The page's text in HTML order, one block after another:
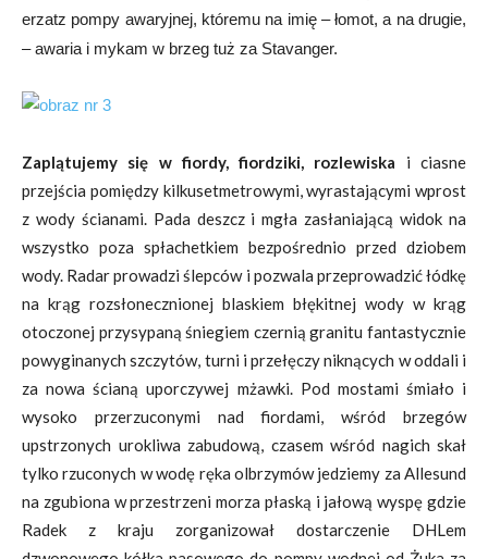
erzatz pompy awaryjnej, któremu na imię – łomot, a na drugie,
– awaria i mykam w brzeg tuż za Stavanger.
Zaplątujemy się w fiordy, fiordziki, rozlewiska i ciasne
przejścia pomiędzy kilkusetmetrowymi, wyrastającymi wprost
z wody ścianami. Pada deszcz i mgła zasłaniającą widok na
wszystko poza spłachetkiem bezpośrednio przed dziobem
wody. Radar prowadzi ślepców i pozwala przeprowadzić łódkę
na krąg rozsłonecznionej blaskiem błękitnej wody w krąg
otoczonej przysypaną śniegiem czernią granitu fantastycznie
powyginanych szczytów, turni i przełęczy niknących w oddali i
za nowa ścianą uporczywej mżawki. Pod mostami śmiało i
wysoko przerzuconymi nad fiordami, wśród brzegów
upstrzonych urokliwa zabudową, czasem wśród nagich skał
tylko rzuconych w wodę ręka olbrzymów jedziemy za Allesund
na zgubiona w przestrzeni morza płaską i jałową wyspę gdzie
Radek z kraju zorganizował dostarczenie DHLem